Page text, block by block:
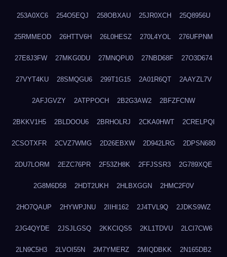
253A0XC6 254O5EQJ 258OBXAU 25JR0XCH 25Q8956U
25RMMEOD 26HTTV6H 26L0HESZ 270L4YOL 276UFPNM
27E8J3FW 27MKG0DU 27MNQPU0 27NBD68F 27O3D674
27VYT4KU 28SMQGU6 299T1G15 2A01R6QT 2AAYZL7V
2AFJGVZY 2ATPPOCH 2B2G3AW2 2BFZFCNW
2BKKV1H5 2BLDOOU6 2BRHOLRJ 2CKA0HWT 2CRELPQI
2CSOTXFR 2CVZ7WMG 2D26EBXW 2D942LRG 2DPSN680
2DU7LORM 2EZC76PR 2F53ZH8K 2FFJSSR3 2G789XQE
2G8M6D58 2HDT2UKH 2HLBXGGN 2HMC2F0V
2HO7QAUP 2HYWPJNU 2IIHI162 2J4TVL9Q 2JDKS9WZ
2JG4QYDE 2JSJLGSQ 2KKCIQS5 2KL1TDVU 2LCI7CW6
2LN9C5H3 2LVOI55N 2M7YMERZ 2MIQDBKK 2N165DB2